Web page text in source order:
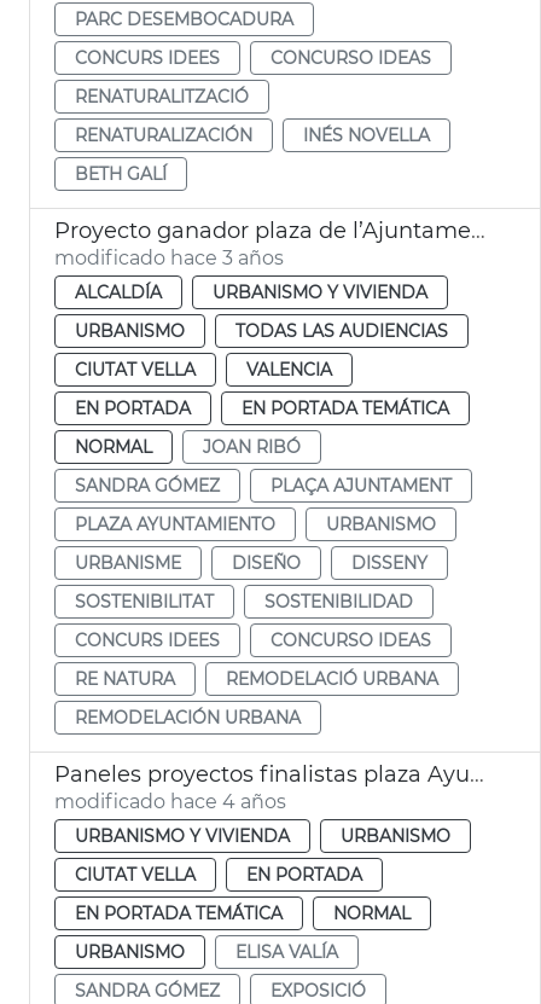
PARC DESEMBOCADURA
CONCURS IDEES
CONCURSO IDEAS
RENATURALITZACIÓ
RENATURALIZACIÓN
INÉS NOVELLA
BETH GALÍ
Proyecto ganador plaza de l’Ajuntament
modificado hace 3 años
ALCALDÍA
URBANISMO Y VIVIENDA
URBANISMO
TODAS LAS AUDIENCIAS
CIUTAT VELLA
VALENCIA
EN PORTADA
EN PORTADA TEMÁTICA
NORMAL
JOAN RIBÓ
SANDRA GÓMEZ
PLAÇA AJUNTAMENT
PLAZA AYUNTAMIENTO
URBANISMO
URBANISME
DISEÑO
DISSENY
SOSTENIBILITAT
SOSTENIBILIDAD
CONCURS IDEES
CONCURSO IDEAS
RE NATURA
REMODELACIÓ URBANA
REMODELACIÓN URBANA
Paneles proyectos finalistas plaza Ayuntamiento
modificado hace 4 años
URBANISMO Y VIVIENDA
URBANISMO
CIUTAT VELLA
EN PORTADA
EN PORTADA TEMÁTICA
NORMAL
URBANISMO
ELISA VALÍA
SANDRA GÓMEZ
EXPOSICIÓ